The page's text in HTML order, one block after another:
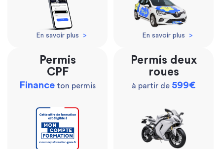
En savoir plus > En savoir plus >
Permis
CPF
Finance ton permis
Permis deux
roues
à partir de 599€